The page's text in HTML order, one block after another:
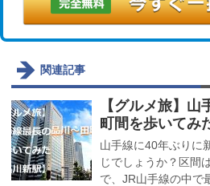
関連記事
【グルメ旅】山
町間を歩いてみ
山手線に40年ぶりに
じでしょうか？区間
で、JR山手線の中で